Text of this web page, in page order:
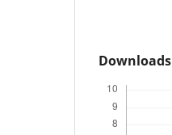
Downloads